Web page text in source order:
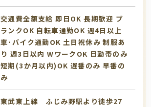
交通費全額支給 即日OK 長期歓迎 ブ
ランクOK 自転車通勤OK 週4日以上
車･バイク通勤OK 土日祝休み 制服あ
り 週3日以内 WワークOK 日勤帯のみ
短期(3か月以内)OK 遅番のみ 早番の
み
東武東上線 ふじみ野駅より徒歩27